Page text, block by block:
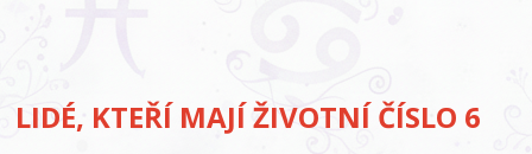
LIDÉ, KTEŘÍ MAJÍ ŽIVOTNÍ ČÍSLO 6